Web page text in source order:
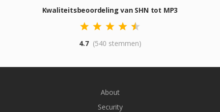
Kwaliteitsbeoordeling van SHN tot MP3
4.7 (540 stemmen)
About
Security